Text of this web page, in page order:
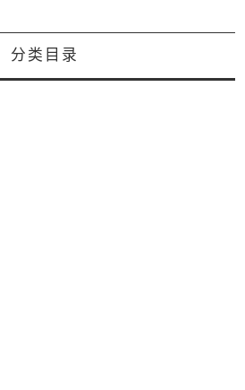
分类目录